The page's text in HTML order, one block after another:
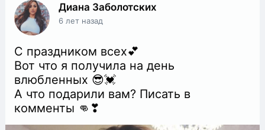
Диана Заболотских
6 лет назад
С праздником всех💕
Вот что я получила на день
влюбленных 😎💓
А что подарили вам? Писать в
комменты 👊❣